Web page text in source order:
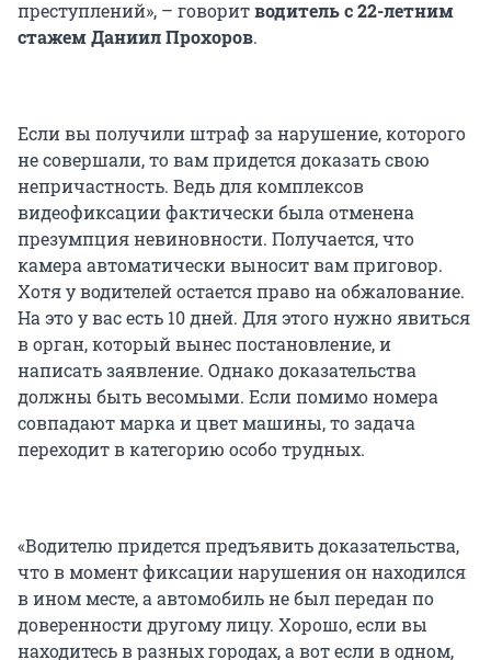
преступлений», – говоритводитель с 22-летним
стажем Даниил Прохоров.
Если вы получили штраф за нарушение, которого
не совершали, то вам придется доказать свою
непричастность. Ведь для комплексов
видеофиксации фактически была отменена
презумпция невиновности. Получается, что
камера автоматически выносит вам приговор.
Хотя у водителей остается право на обжалование.
На это у вас есть 10 дней. Для этого нужно явиться
в орган, который вынес постановление, и
написать заявление. Однако доказательства
должны быть весомыми. Если помимо номера
совпадают марка и цвет машины, то задача
переходит в категорию особо трудных.
«Водителю придется предъявить доказательства,
что в момент фиксации нарушения он находился
в ином месте, а автомобиль не был передан по
доверенности другому лицу. Хорошо, если вы
находитесь в разных городах, а вот если в одном,